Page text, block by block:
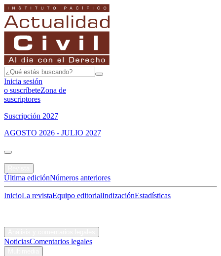
Inicia sesión
o suscríbeteZona de
suscriptores
Suscripción 2027
AGOSTO 2026 - JULIO 2027
Última ediciónNúmeros anteriores
InicioLa revistaEquipo editorialIndizaciónEstadísticas
NoticiasComentarios legales